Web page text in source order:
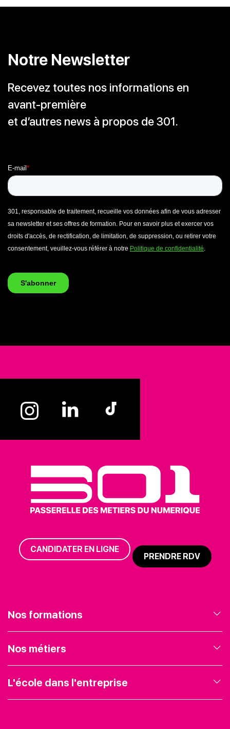
Notre Newsletter
Recevez toutes nos informations en
avant-première
et d’autres news à propos de 301.
CANDIDATER EN LIGNE
PRENDRE RDV
Nos formations
Nos formations en Marketing Digital
Nos formations en Gestion de projet
Nos métiers
Expert Webmarketing
L'école dans l'entreprise